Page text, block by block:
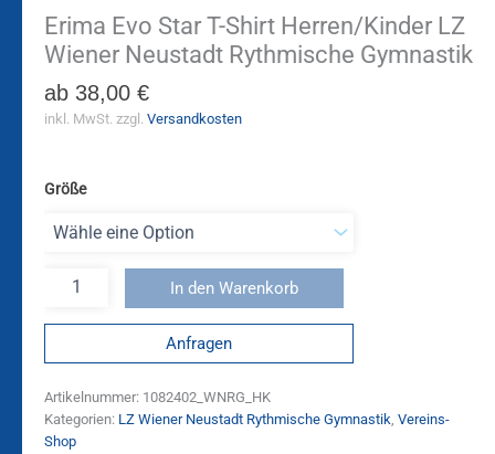
Erima Evo Star T-Shirt Herren/Kinder LZ
Wiener Neustadt Rythmische Gymnastik
ab 38,00 €
inkl. MwSt. zzgl. Versandkosten
Größe
In den Warenkorb
Anfragen
Artikelnummer: 1082402_WNRG_HK
Kategorien: LZ Wiener Neustadt Rythmische Gymnastik, Vereins-
Shop